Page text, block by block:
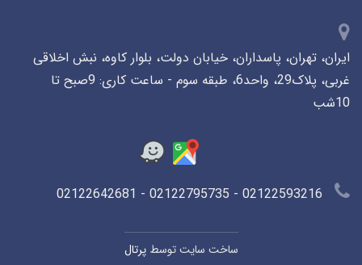
ایران، تهران، پاسداران، خیابان دولت، بلوار کاوه، نبش اخلاقی
غربی، پلاک29، واحد6، طبقه سوم - ساعت کاری: 9صبح تا
10شب
ساخت سایت توسطپرتال